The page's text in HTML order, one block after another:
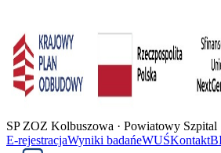
SP ZOZ Kolbuszowa · Powiatowy Szpital
E-rejestracjaWyniki badańeWUŚKontakt